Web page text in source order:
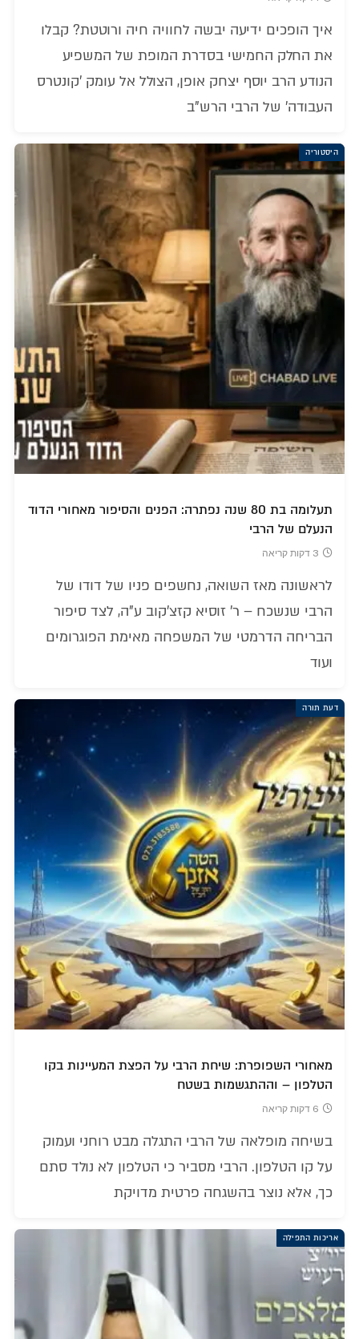
איך הופכים ידיעה יבשה לחוויה חיה ורוטטת? קבלו
את החלק החמישי בסדרת המופת של המשפיע
הנודע הרב יוסף יצחק אופן, הצולל אל עומק 'קונטרס
העבודה' של הרבי הרש"ב
היסטוריה
תעלומה בת 80 שנה נפתרה: הפנים והסיפור מאחורי הדוד
הנעלם של הרבי
3 דקות קריאה
לראשונה מאז השואה, נחשפים פניו של דודו של
הרבי שנשכח – ר' זוסיא קזצ'קוב ע"ה, לצד סיפור
הבריחה הדרמטי של המשפחה מאימת הפוגרומים
ועוד
דעת תורה
מאחורי השפופרת: שיחת הרבי על הפצת המעיינות בקו
הטלפון – וההתגשמות בשטח
6 דקות קריאה
בשיחה מופלאה של הרבי התגלה מבט רוחני ועמוק
על קו הטלפון. הרבי מסביר כי הטלפון לא נולד סתם
כך, אלא נוצר בהשגחה פרטית מדויקת
אריכות התפילה